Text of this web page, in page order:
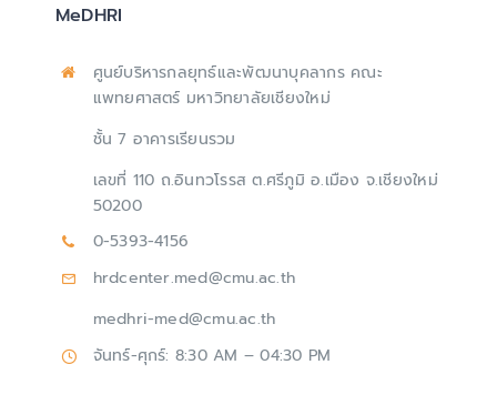
MeDHRI
ศูนย์บริหารกลยุทธ์และพัฒนาบุคลากร คณะ
แพทยศาสตร์ มหาวิทยาลัยเชียงใหม่
ชั้น 7 อาคารเรียนรวม
เลขที่ 110 ถ.อินทวโรรส ต.ศรีภูมิ อ.เมือง จ.เชียงใหม่
50200
0-5393-4156
hrdcenter.med@cmu.ac.th
medhri-med@cmu.ac.th
จันทร์-ศุกร์: 8:30 AM – 04:30 PM